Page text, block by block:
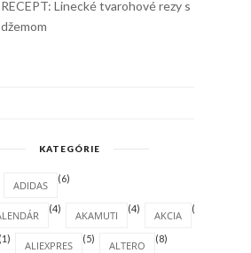
RECEPT: Linecké tvarohové rezy s
džemom
KATEGÓRIE
ADIDAS
(6)
(4)
AKAMUTI
(4)
AKCIA
(1)
(1)
ALIEXPRES
(5)
ALTERO
(8)